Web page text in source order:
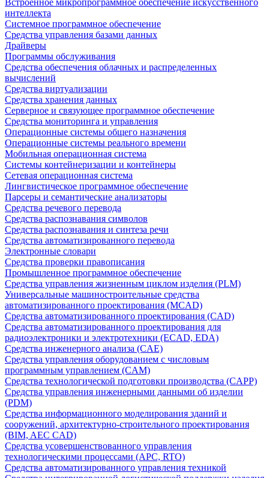
Встроенное микропрограммное обеспечение искусственного
интеллекта
Системное программное обеспечение
Средства управления базами данных
Драйверы
Программы обслуживания
Средства обеспечения облачных и распределенных
вычислений
Средства виртуализации
Средства хранения данных
Серверное и связующее программное обеспечение
Средства мониторинга и управления
Операционные системы общего назначения
Операционные системы реального времени
Мобильная операционная система
Системы контейнеризации и контейнеры
Сетевая операционная система
Лингвистическое программное обеспечение
Парсеры и семантические анализаторы
Средства речевого перевода
Средства распознавания символов
Средства распознавания и синтеза речи
Средства автоматизированного перевода
Электронные словари
Средства проверки правописания
Промышленное программное обеспечение
Средства управления жизненным циклом изделия (PLM)
Универсальные машиностроительные средства
автоматизированного проектирования (MCAD)
Средства автоматизированного проектирования (CAD)
Средства автоматизированного проектирования для
радиоэлектроники и электротехники (ECAD, EDA)
Средства инженерного анализа (CAE)
Средства управления оборудованием с числовым
программным управлением (CAM)
Средства технологической подготовки производства (CAPP)
Средства управления инженерными данными об изделии
(PDM)
Средства информационного моделирования зданий и
сооружений, архитектурно-строительного проектирования
(BIM, AEC CAD)
Средства усовершенствованного управления
технологическими процессами (APC, RTO)
Средства автоматизированного управления техникой